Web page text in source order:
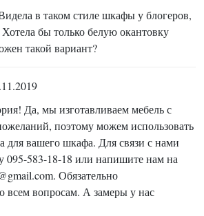
в таком стиле шкафы у блогеров,
бы только белую окантовку
такой вариант?
Да, мы изготавливаем мебель с
поэтому можем использовать
для вашего шкафа. Для связи с нами
095-583-18-18 или напишите нам на
Обязательно
всем вопросам. А замеры у нас